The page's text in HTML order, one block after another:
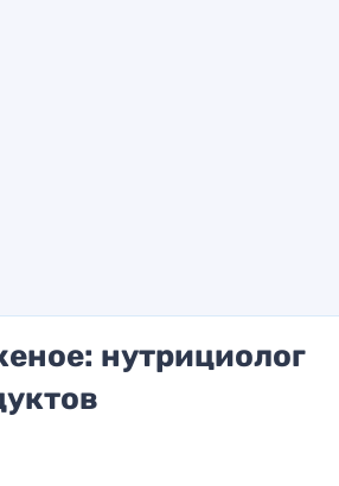
нутрициолог